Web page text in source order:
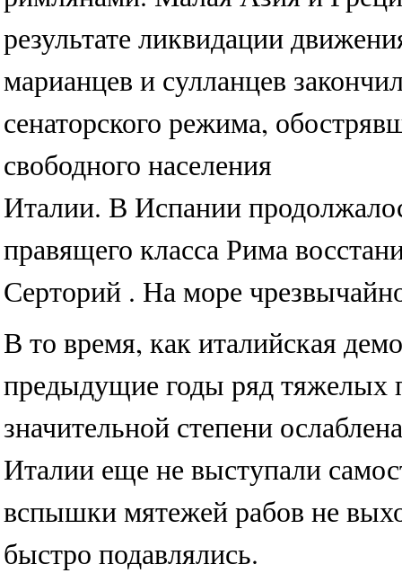
результате ликвидации
марианцев и сулланцев
сенаторского режима,
свободного населения
Италии. В Испании
правящего класса Рима
Серторий . На море
В то время, как италийская
предыдущие годы ряд тяжелых
значительной степени
Италии еще не выступали
вспышки мятежей рабов не
быстро подавлялись.